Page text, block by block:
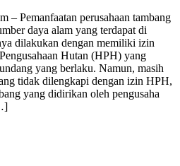
– Pemanfaatan perusahaan tambang
daya alam yang terdapat di
dilakukan dengan memiliki izin
Hutan (HPH) yang
yang berlaku. Namun, masih
tidak dilengkapi dengan izin HPH,
yang didirikan oleh pengusaha